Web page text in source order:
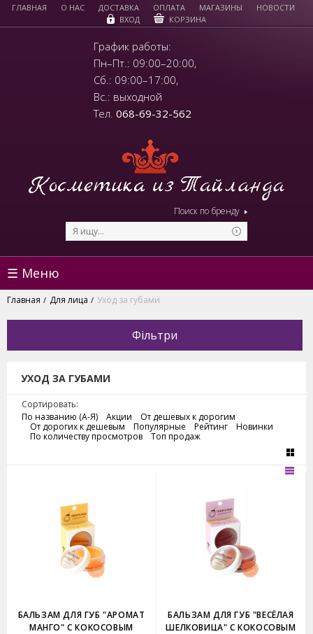
ГЛАВНАЯ О НАС ДОСТАВКА ОПЛАТА МАГАЗИНЫ
НОВОСТИ
ВХОД
КОРЗИНА
График работы:
Пн–Пт.: 09:00–20:00,
Сб.: 09:00–17:00,
Вс.: выходной
Тел. 068-69-32-562
Поиск по бренду
☰ Меню
Главная / Для лица / Уход за губами
УХОД ЗА ГУБАМИ
Сортировать:
По названию (А-Я)
Акции
От дешевых к дорогим
От дорогих к дешевым
Популярные Рейтинг
Новинки
По количеству просмотров
Топ продаж
БАЛЬЗАМ ДЛЯ ГУБ "АРОМАТ
МАНГО" С КОКОСОВЫМ
БАЛЬЗАМ ДЛЯ ГУБ "ВЕСЁЛАЯ
ШЕЛКОВИЦА" С КОКОСОВЫМ
Фільтри